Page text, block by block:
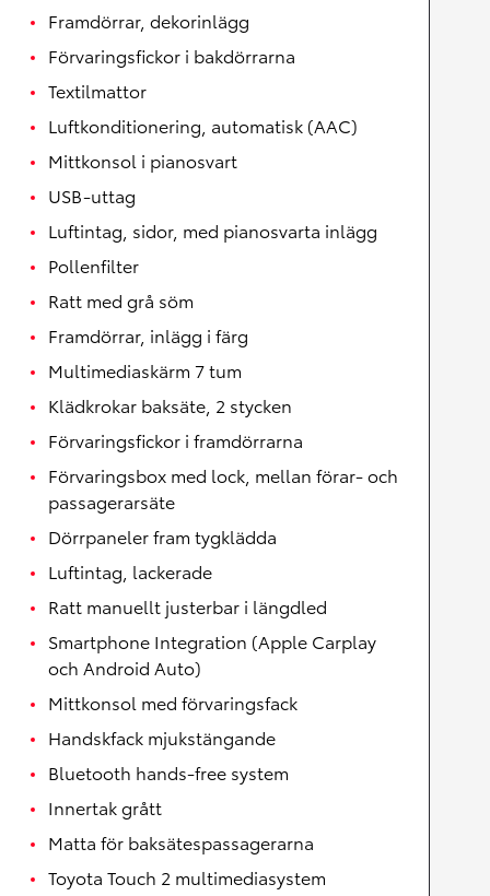
Framdörrar, dekorinlägg
Förvaringsfickor i bakdörrarna
Textilmattor
Luftkonditionering, automatisk (AAC)
Mittkonsol i pianosvart
USB-uttag
Luftintag, sidor, med pianosvarta inlägg
Pollenfilter
Ratt med grå söm
Framdörrar, inlägg i färg
Multimediaskärm 7 tum
Klädkrokar baksäte, 2 stycken
Förvaringsfickor i framdörrarna
Förvaringsbox med lock, mellan förar- och
passagerarsäte
Dörrpaneler fram tygklädda
Luftintag, lackerade
Ratt manuellt justerbar i längdled
Smartphone Integration (Apple Carplay
och Android Auto)
Mittkonsol med förvaringsfack
Handskfack mjukstängande
Bluetooth hands-free system
Innertak grått
Matta för baksätespassagerarna
Toyota Touch 2 multimediasystem